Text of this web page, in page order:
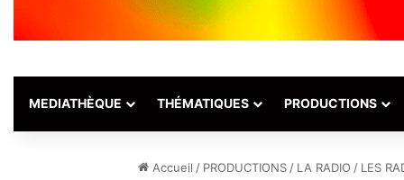
MEDIATHÈQUE THÉMATIQUES PRODUCTIONS
Accueil / PRODUCTIONS / LA RADIO / LES